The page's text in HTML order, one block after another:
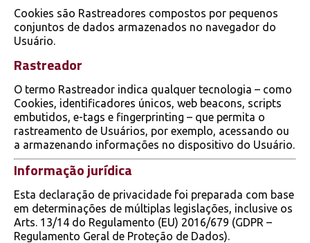
Cookies são Rastreadores compostos por pequenos
conjuntos de dados armazenados no navegador do
Usuário.
Rastreador
O termo Rastreador indica qualquer tecnologia – como
Cookies, identificadores únicos, web beacons, scripts
embutidos, e-tags e fingerprinting – que permita o
rastreamento de Usuários, por exemplo, acessando ou
a armazenando informações no dispositivo do Usuário.
Informação jurídica
Esta declaração de privacidade foi preparada com base
em determinações de múltiplas legislações, inclusive os
Arts. 13/14 do Regulamento (EU) 2016/679 (GDPR –
Regulamento Geral de Proteção de Dados).